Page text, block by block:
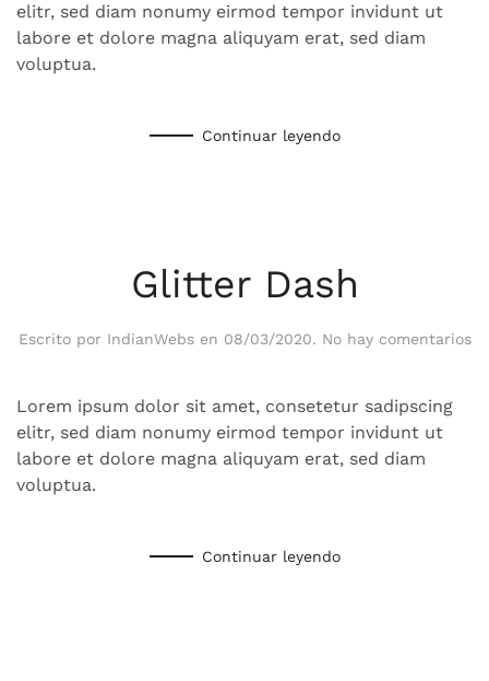
elitr, sed diam nonumy eirmod tempor invidunt ut
labore et dolore magna aliquyam erat, sed diam
voluptua.
Continuar leyendo
Glitter Dash
Escrito por IndianWebsen 08/03/2020. No hay comentariosen
Lorem ipsum dolor sit amet, consetetur sadipscing
elitr, sed diam nonumy eirmod tempor invidunt ut
labore et dolore magna aliquyam erat, sed diam
voluptua.
Continuar leyendo